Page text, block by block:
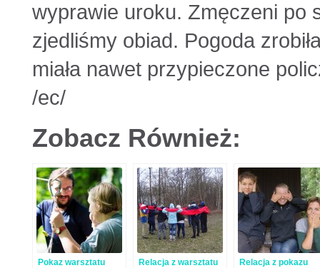
wyprawie uroku. Zmęczeni po
zjedliśmy obiad. Pogoda
miała nawet przypieczone
/ec/
Zobacz Również:
Pokaz warsztatu
Relacja z warsztatu
Relacja z pokazu